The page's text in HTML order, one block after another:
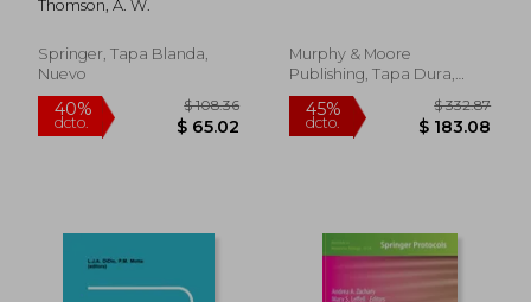
40%
dcto.
45%
dcto.
Thomson, A. W.
Springer, Tapa Blanda,
Nuevo
Inglés)
Murphy & Moore
Publishing, Tapa Dura,
Nuevo